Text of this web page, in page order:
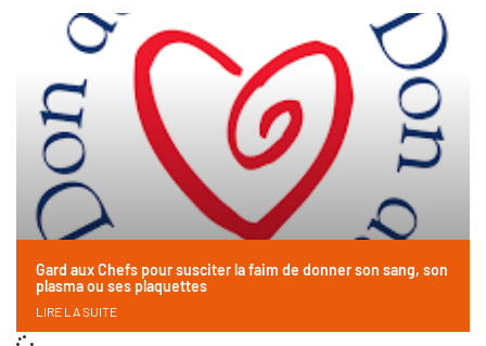
Gard aux Chefs pour susciter la faim de donner son sang, son
plasma ou ses plaquettes
LIRE LA SUITE